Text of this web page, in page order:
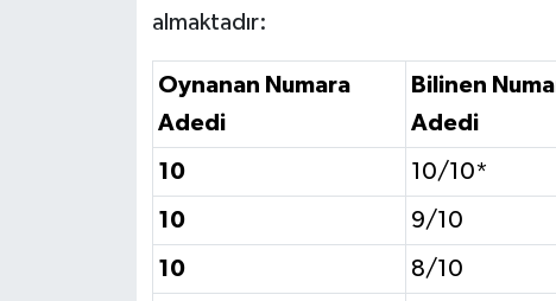
almaktadır:
Oynanan Numara
Adedi
Bilinen
Adedi
10 10/10*
10 9/10
10 8/10